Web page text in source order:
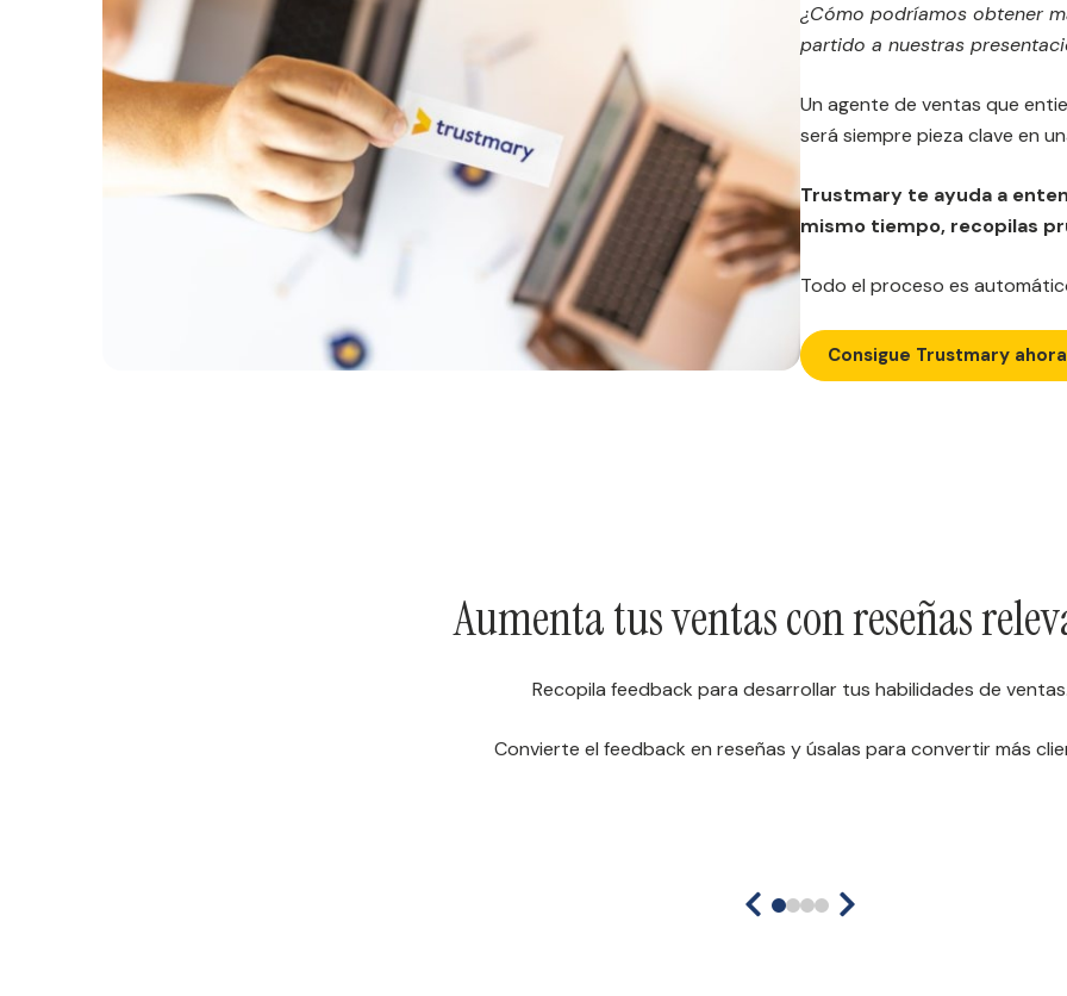
¿Cómo podríamos obtener
partido a nuestras
Un agente de ventas que
será siempre pieza clave en
Trustmary te ayuda a
mismo tiempo, recopilas
Todo el proceso es
Consigue Trustmary ahora
Aumenta tus ventas con reseñas
Recopila feedback para desarrollar tus habilidades de
Convierte el feedback en reseñas y úsalas para convertir más